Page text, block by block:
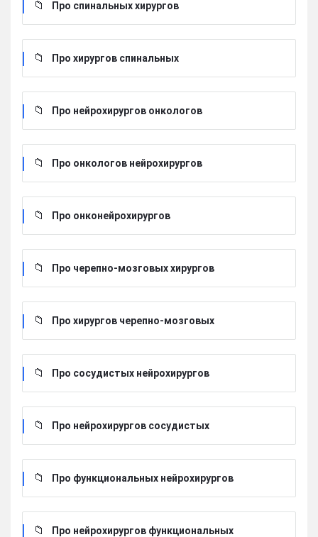
Про спинальных хирургов
Про хирургов cпинальных
Про нейрохирургов онкологов
Про онкологов нейрохирургов
Про онконейрохирургов
Про черепно-мозговых хирургов
Про хирургов черепно-мозговых
Про сосудистых нейрохирургов
Про нейрохирургов сосудистых
Про функциональных нейрохирургов
Про нейрохирургов функциональных